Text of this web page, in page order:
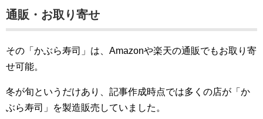
通販・お取り寄せ
その「かぶら寿司」は、Amazonや楽天の通販でもお取り寄
せ可能。
冬が旬というだけあり、記事作成時点では多くの店が「か
ぶら寿司」を製造販売していました。